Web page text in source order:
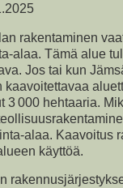
rakentaminen
alaa. Tämä alue
Jos tai kun
3 000 hehtaaria.
alaa. Kaavoitus
käyttöä.